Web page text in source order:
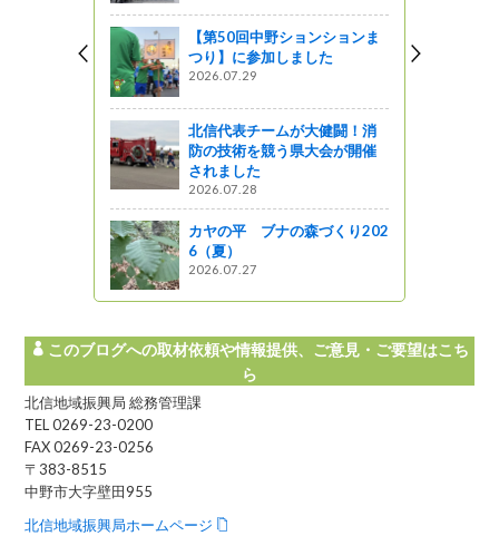
【第50回中野ションションま
つり】に参加しました
2026.07.29
北信代表チームが大健闘！消
防の技術を競う県大会が開催
されました
2026.07.28
カヤの平 ブナの森づくり202
6（夏）
2026.07.27
このブログへの取材依頼や情報提供、ご意見・ご要望はこち
ら
北信地域振興局 総務管理課
TEL 0269-23-0200
FAX 0269-23-0256
〒383-8515
中野市大字壁田955
北信地域振興局ホームページ